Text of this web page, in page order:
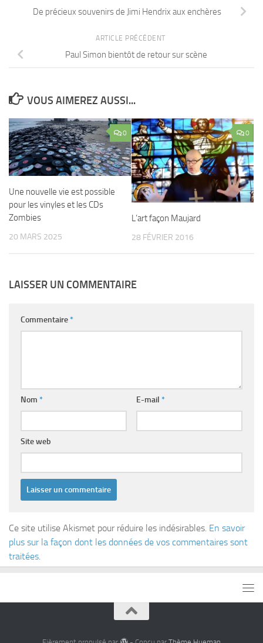
De précieux souvenirs de Jimi Hendrix aux enchères
ARTICLE PRÉCÉDENT
Paul Simon bientôt de retour sur scène
VOUS AIMEREZ AUSSI...
0
Une nouvelle vie est possible
pour les vinyles et les CDs
Zombies
20 MARS 2025
0
L’art façon Maujard
28 FÉVRIER 2016
LAISSER UN COMMENTAIRE
Commentaire*
Nom * E-mail *
Site web
Ce site utilise Akismet pour réduire les indésirables. En savoir
plus sur la façon dont les données de vos commentaires sont
traitées.